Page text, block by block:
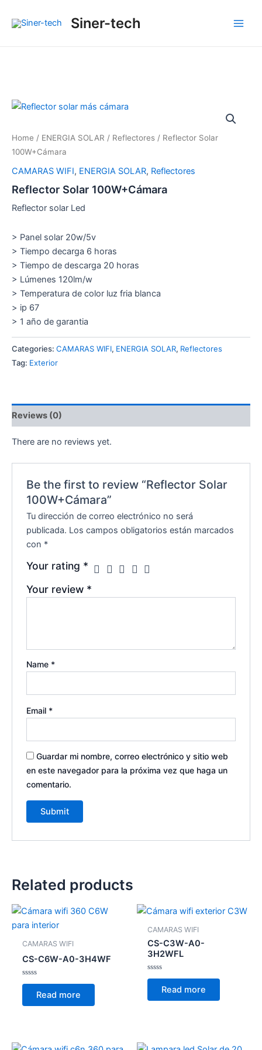
Siner-tech
Home / ENERGIA SOLAR / Reflectores / Reflector Solar
100W+Cámara
CAMARAS WIFI, ENERGIA SOLAR, Reflectores
Reflector Solar 100W+Cámara
Reflector solar Led
> Panel solar 20w/5v
> Tiempo decarga 6 horas
> Tiempo de descarga 20 horas
> Lúmenes 120lm/w
> Temperatura de color luz fria blanca
> ip 67
> 1 año de garantia
Categories: CAMARAS WIFI, ENERGIA SOLAR, Reflectores
Tag: Exterior
Reviews (0)
There are no reviews yet.
Be the first to review “Reflector Solar
100W+Cámara”
Tu dirección de correo electrónico no será
publicada. Los campos obligatorios están marcados
con *
Your rating *
Your review *
Name *
Email *
Guardar mi nombre, correo electrónico y sitio web
en este navegador para la próxima vez que haga un
comentario.
Related products
CAMARAS WIFI
CS-C6W-A0-3H4WF
Rated
of
Read more
CAMARAS WIFI
CS-C3W-A0-
3H2WFL
Rated
of
Read more